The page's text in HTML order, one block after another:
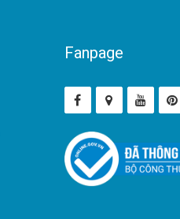
Fanpage